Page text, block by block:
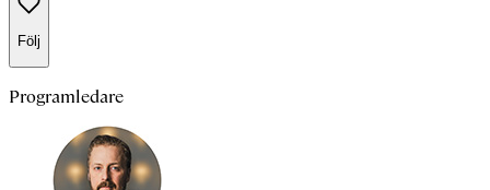
Följ
Programledare